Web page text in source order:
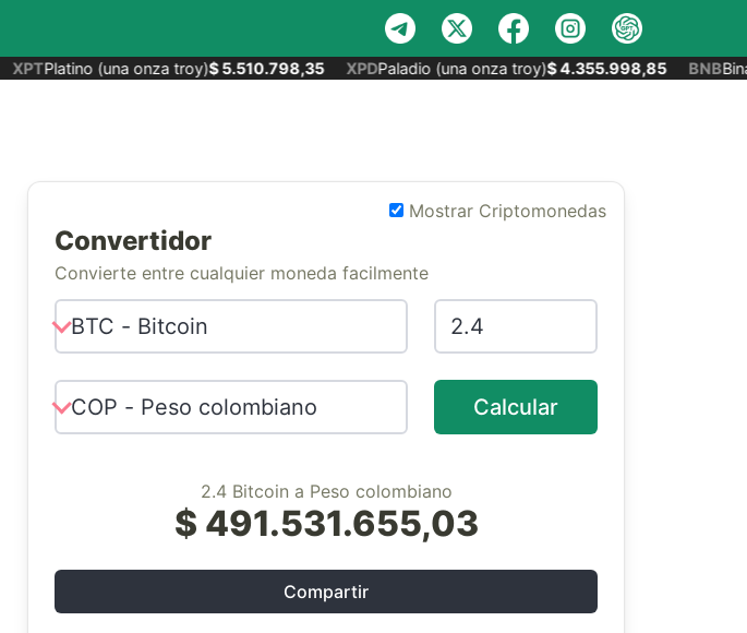
XPTPlatino (una onza troy)$ 5.510.798,35 XPDPaladio (una onza troy)$ 4.355.998,85 BNB
Mostrar Criptomonedas
Convertidor
Convierte entre cualquier moneda facilmente
Calcular
2.4 Bitcoin a Peso colombiano
$ 491.531.655,03
Compartir